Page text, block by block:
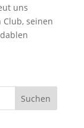
uns
seinen
Suchen